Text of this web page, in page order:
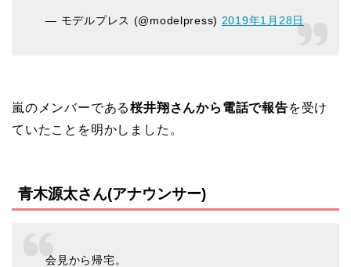
— モデルプレス (@modelpress) 2019年1月28日
嵐のメンバーである桜井翔さんから電話で報告を受け
ていたことを明かしました。
青木源太さん(アナウンサー)
会見から帰宅。